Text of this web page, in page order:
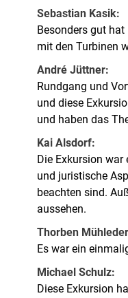
Sebastian Kasik:
Besonders gut
mit den Turbinen
André Jüttner:
Rundgang und
und diese
und haben das
Kai Alsdorf:
Die Exkursion
und juristische
beachten sind.
aussehen.
Thorben
Es war ein
Michael Schulz:
Diese Exkursion